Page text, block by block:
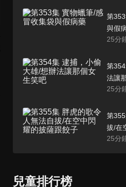
第
與假
25分
第
法讓
25分
第
拔/在
25分
兒童排行榜